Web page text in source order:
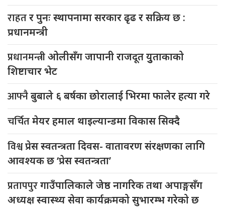
राहतर पुनः स्थापनामा सरकार ढृढ र सक्रिय छ :
प्रधानमन्त्री
प्रधानमन्त्रीओलीसँग जापानी राजदूत युुताकाको
शिष्टाचार भेट
आफ्नैबुबाले ६ बर्षका छोरालाई भिरमा फालेर हत्या गरे
चर्चितमेयर हमाल थाइल्यान्डमा विकास सिक्दै
विश्वप्रेस स्वतन्त्रता दिवस- वातावरण संरक्षणका लागि
आवश्यक छ ‘प्रेस स्वतन्त्रता’
प्रतापपुरगाउँपालिकाले जेष्ठ नागरिक तथा अपाङ्गसँग
अध्यक्ष स्वास्थ्य सेवा कार्यक्रमको सुभारम्भ गरेको छ